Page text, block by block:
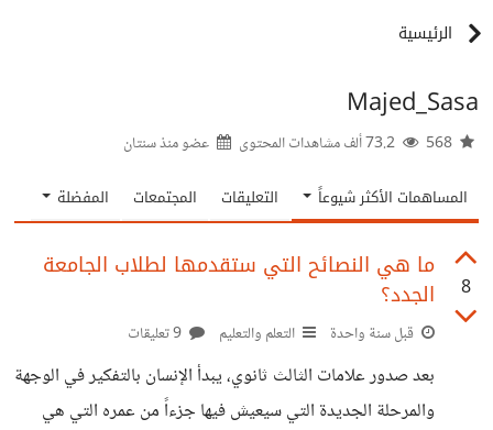
الرئيسية
Majed_Sasa
عضو منذسنتان
المساهمات الأكثر شيوعاً التعليقات المجتمعات المفضلة
8
ما هي النصائح التي ستقدمها لطلاب الجامعة
الجدد؟
قبل سنة واحدة التعلم والتعليم
بعد صدور علامات الثالث ثانوي، يبدأ الإنسان بالتفكير في الوجهة
والمرحلة الجديدة التي سيعيش فيها جزءاً من عمره التي هي